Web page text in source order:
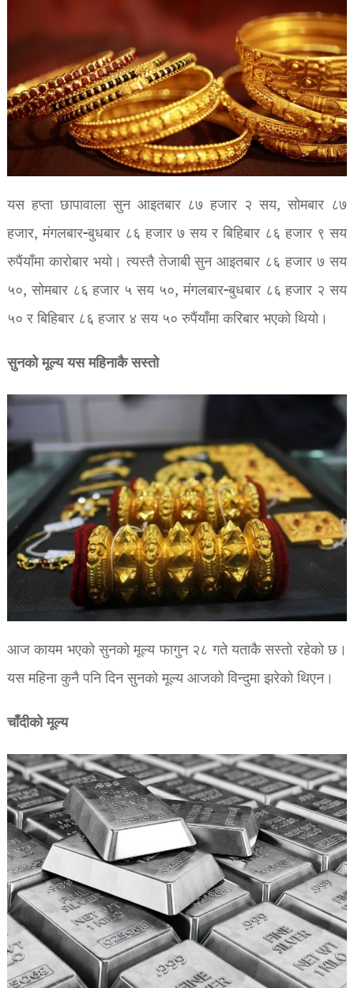
यस हप्ता छापावाला सुन आइतबार ८७ हजार २ सय, सोमबार ८७
हजार, मंगलबार-बुधबार ८६ हजार ७ सय र बिहिबार ८६ हजार ९ सय
रुपैंयाँमा कारोबार भयो। त्यस्तै तेजाबी सुन आइतबार ८६ हजार ७ सय
५०, सोमबार ८६ हजार ५ सय ५०, मंगलबार-बुधबार ८६ हजार २ सय
५० र बिहिबार ८६ हजार ४ सय ५० रुपैंयाँमा करिबार भएको थियो।
सुनको मूल्य यस महिनाकै सस्तो
आज कायम भएको सुनको मूल्य फागुन २८ गते यताकै सस्तो रहेको छ।
यस महिना कुनै पनि दिन सुनको मूल्य आजको विन्दुमा झरेको थिएन।
चाँदीको मूल्य